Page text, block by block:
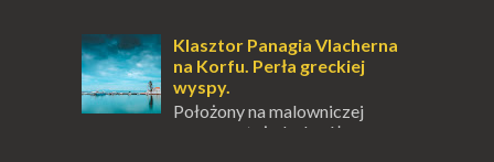
pośrodku Bałtyku? To zawsze brzmi jak
doskonał...
Klasztor Panagia Vlacherna
na Korfu. Perła greckiej
wyspy.
Położony na malowniczej
wysepce, tuż obok półwyspu